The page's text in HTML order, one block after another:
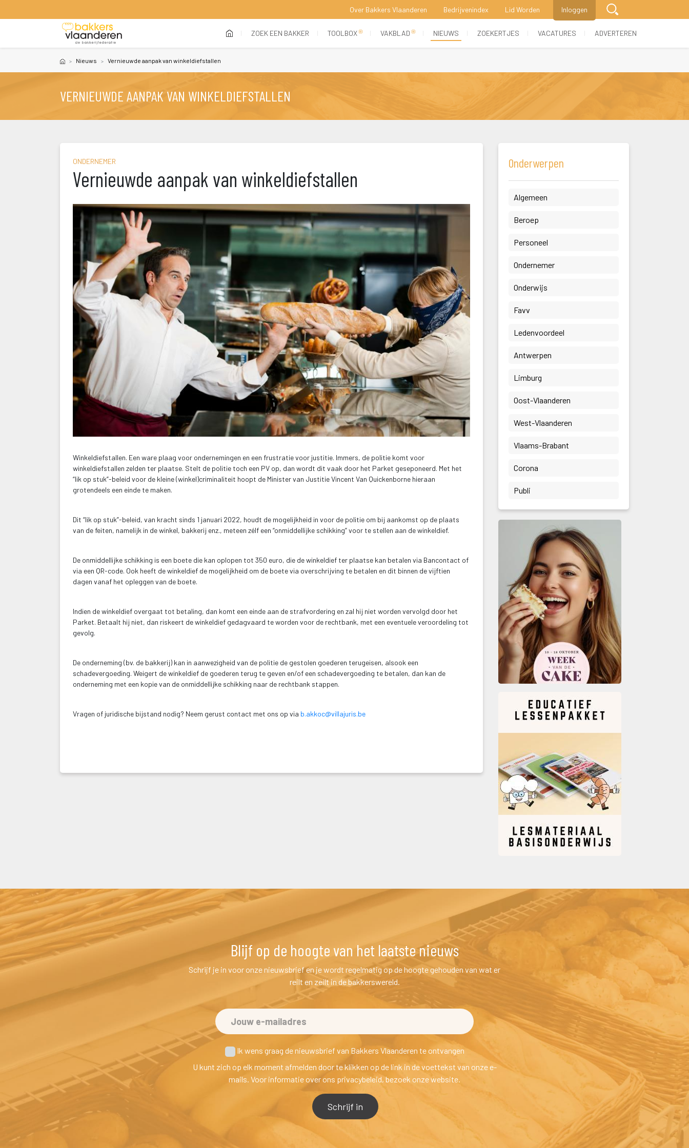
Over Bakkers Vlaanderen Bedrijvenindex Lid Worden Inloggen
(current)ZOEK EEN BAKKER TOOLBOX VAKBLAD NIEUWS ZOEKERTJES VACATURES ADVERTEREN
Nieuw Vernieuwde aanpak van winkeldiefstallen
VERNIEUWDE AANPAK VAN WINKELDIEFSTALLEN
ONDERNEMER
Vernieuwde aanpak van winkeldiefstallen
Winkeldiefstallen. Een ware plaag voor ondernemingen en een frustratie voor justitie. Immers, de politie komt voor
winkeldiefstallen zelden ter plaatse. Stelt de politie toch een PV op, dan wordt dit vaak door het Parket geseponeerd. Met het
“lik op stuk”-beleid voor de kleine (winkel)criminaliteit hoopt de Minister van Justitie Vincent Van Quickenborne hieraan
grotendeels een einde te maken.
Dit “lik op stuk”-beleid, van kracht sinds 1 januari 2022, houdt de mogelijkheid in voor de politie om bij aankomst op de plaats
van de feiten, namelijk in de winkel, bakkerij enz., meteen zélf een “onmiddellijke schikking” voor te stellen aan de winkeldief.
De onmiddellijke schikking is een boete die kan oplopen tot 350 euro, die de winkeldief ter plaatse kan betalen via Bancontact of
via een QR-code. Ook heeft de winkeldief de mogelijkheid om de boete via overschrijving te betalen en dit binnen de vijftien
dagen vanaf het opleggen van de boete.
Indien de winkeldief overgaat tot betaling, dan komt een einde aan de strafvordering en zal hij niet worden vervolgd door het
Parket. Betaalt hij niet, dan riskeert de winkeldief gedagvaard te worden voor de rechtbank, met een eventuele veroordeling tot
gevolg.
De onderneming (bv. de bakkerij) kan in aanwezigheid van de politie de gestolen goederen terugeisen, alsook een
chadevergoeding. Weigert de winkeldief de goederen terug te geven en/of een schadevergoeding te betalen, dan kan de
onderneming met een kopie van de onmiddellijke schikking naar de rechtbank stappen.
Vragen of juridische bijstand nodig? Neem gerust contact met ons op via b.akkoc@villajuris.be
Onderwerpen
Algemeen
Beroep
Personeel
Ondernemer
Onderwijs
Favv
Ledenvoordeel
Antwerpen
Limburg
Oost-Vlaanderen
West-Vlaanderen
Vlaams-Brabant
Corona
Publi
Blijf op de hoogte van het laatste nieuw
Schrijf je in voor onze nieuwsbrief en je wordt regelmatig op de hoogte gehouden van wat er
reilt en zeilt in de bakkerswereld.
Ik wens graag de nieuwsbrief van Bakkers Vlaanderen te ontvangen
U kunt zich op elk moment afmelden door te klikken op de link in de voettekst van onze e-
mails. Voor informatie over ons privacybeleid, bezoek onze website.